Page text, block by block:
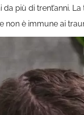
più di trent’anni.
è immune ai